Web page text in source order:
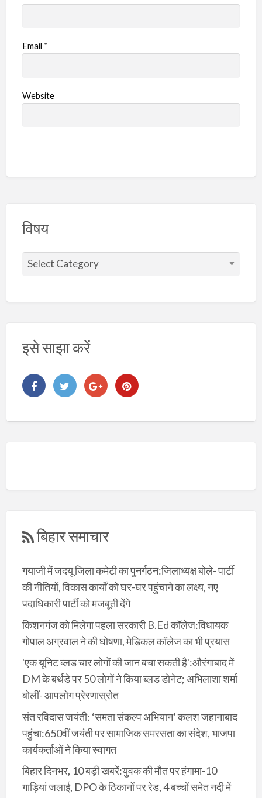
Email *
Website
विषय
इसे साझा करें
बिहार समाचार
गयाजी में जदयू जिला कमेटी का पुनर्गठन:जिलाध्यक्ष बोले- पार्टी
की नीतियों, विकास कार्यों को घर-घर पहुंचाने का लक्ष्य, नए
पदाधिकारी पार्टी को मजबूती देंगे
किशनगंज को मिलेगा पहला सरकारी B.Ed कॉलेज:विधायक
गोपाल अग्रवाल ने की घोषणा, मेडिकल कॉलेज का भी प्रयास
'एक यूनिट ब्लड चार लोगों की जान बचा सकती है':औरंगाबाद में
DM के बर्थडे पर 50 लोगों ने किया ब्लड डोनेट; अभिलाशा शर्मा
बोलीं- आपलोग प्रेरणास्रोत
संत रविदास जयंती: ‘समता संकल्प अभियान’ कलश जहानाबाद
पहुंचा:650वीं जयंती पर सामाजिक समरसता का संदेश, भाजपा
कार्यकर्ताओं ने किया स्वागत
बिहार दिनभर, 10 बड़ी खबरें:युवक की मौत पर हंगामा-10
गाड़ियां जलाई, DPO के ठिकानों पर रेड, 4 बच्चों समेत नदी में